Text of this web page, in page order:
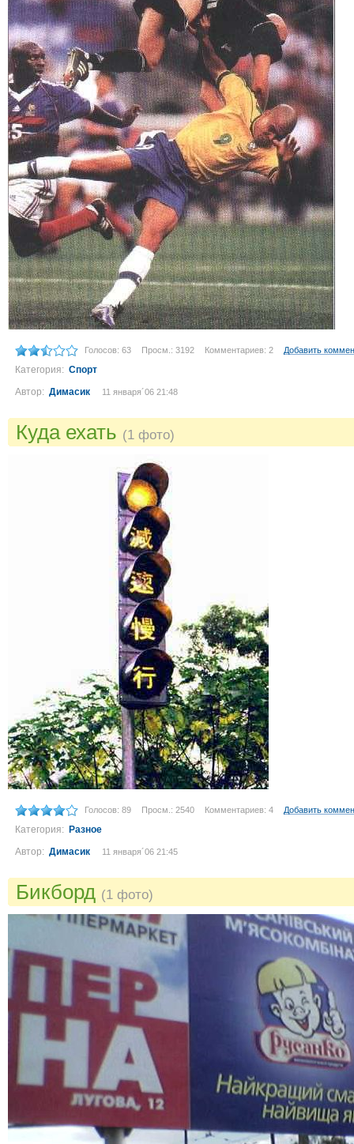
Голосов: 63 Просм.: 3192 Комментариев: 2 Добавить
Категория: Спорт
Автор: Димасик 11 января´06 21:48
Куда ехать (1 фото)
Голосов: 89 Просм.: 2540 Комментариев: 4 Добавить
Категория: Разное
Автор: Димасик 11 января´06 21:45
Бикборд (1 фото)